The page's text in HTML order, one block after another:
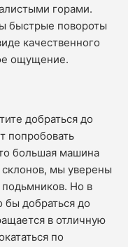
горами.
быстрые повороты
качественного
ощущение.
добраться до
попробовать
большая машина
мы уверены
Но в
бы добраться до
в отличную
по